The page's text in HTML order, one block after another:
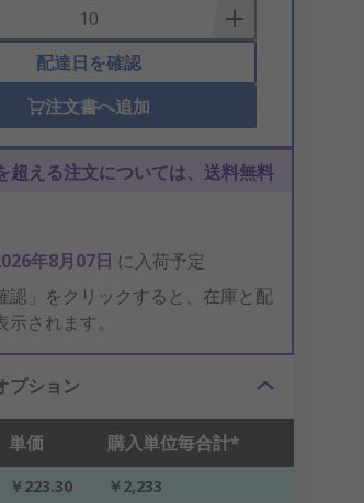
配達日を確認
注文書へ追加
超える注文については、送料無料
年8月07日 に入荷予定
認」をクリックすると、在庫と配
されます。
プション
単価 購入単位毎合計*
￥223.30
￥2,233